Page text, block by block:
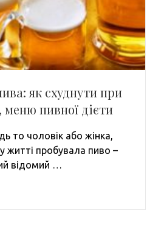
як схуднути при
пивної дієти
то чоловік або жінка,
житті пробувала пиво –
відомий …